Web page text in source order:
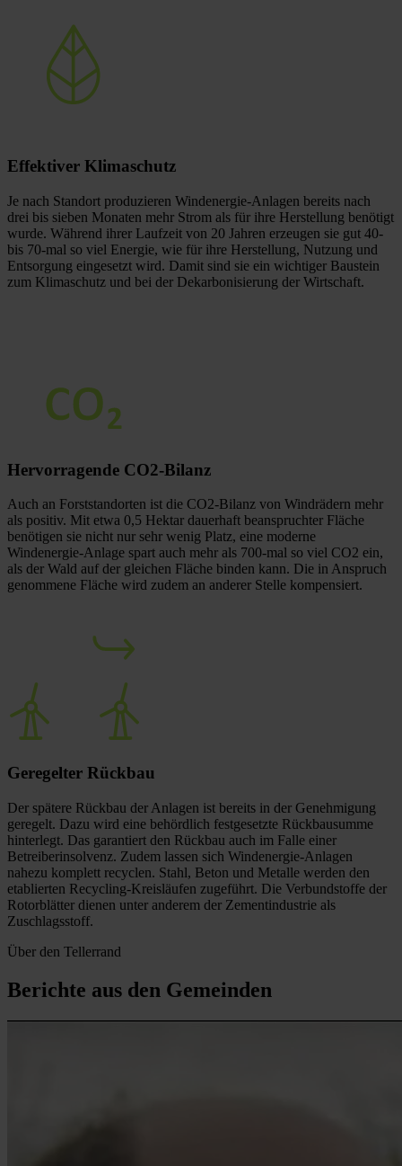
Effektiver Klimaschutz
Je nach Standort produzieren Windenergie-Anlagen bereits nach
drei bis sieben Monaten mehr Strom als für ihre Herstellung benötigt
wurde. Während ihrer Laufzeit von 20 Jahren erzeugen sie gut 40-
bis 70-mal so viel Energie, wie für ihre Herstellung, Nutzung und
Entsorgung eingesetzt wird. Damit sind sie ein wichtiger Baustein
zum Klimaschutz und bei der Dekarbonisierung der Wirtschaft.
Hervorragende CO2-Bilanz
Auch an Forststandorten ist die CO2-Bilanz von Windrädern mehr
als positiv. Mit etwa 0,5 Hektar dauerhaft beanspruchter Fläche
benötigen sie nicht nur sehr wenig Platz, eine moderne
Windenergie-Anlage spart auch mehr als 700-mal so viel CO2 ein,
als der Wald auf der gleichen Fläche binden kann. Die in Anspruch
genommene Fläche wird zudem an anderer Stelle kompensiert.
Geregelter Rückbau
Der spätere Rückbau der Anlagen ist bereits in der Genehmigung
geregelt. Dazu wird eine behördlich festgesetzte Rückbausumme
hinterlegt. Das garantiert den Rückbau auch im Falle einer
Betreiberinsolvenz. Zudem lassen sich Windenergie-Anlagen
nahezu komplett recyclen. Stahl, Beton und Metalle werden den
etablierten Recycling-Kreisläufen zugeführt. Die Verbundstoffe der
Rotorblätter dienen unter anderem der Zementindustrie als
Zuschlagsstoff.
Über den Tellerrand
Berichte aus den Gemeinden